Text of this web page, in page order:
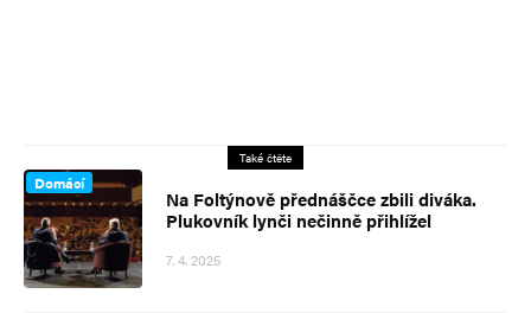
Také čtěte
Domácí
Na Foltýnově přednáščce zbili diváka.
Plukovník lynči nečinně přihlížel
7. 4. 2025